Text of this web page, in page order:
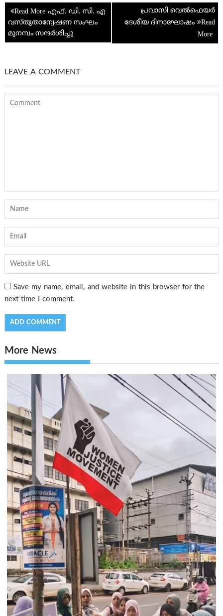
k
p
p
Post
navigation
എഫ്. ഡി. സി. എ
വസ്തുതാന്വേഷണ സംഘം
മുനമ്പം സന്ദർശിച്ചു
പ്രവാസി വെല്‍ഫെയര്‍
ദേശീയ ദിനാഘോഷം
LEAVE A COMMENT
Save my name, email, and website in this browser for the
next time I comment.
More News